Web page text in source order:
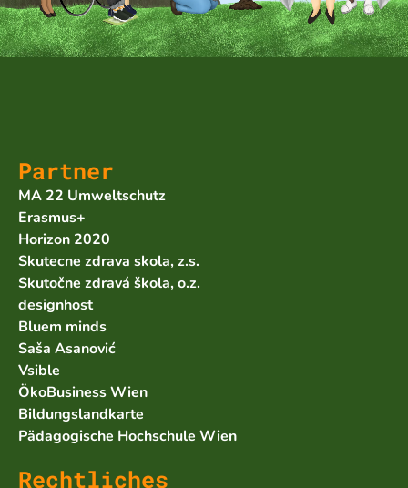
Partner
MA 22 Umweltschutz
Erasmus+
Horizon 2020
Skutecne zdrava skola, z.s.
Skutočne zdravá škola, o.z.
designhost
Bluem minds
Saša Asanović
Vsible
ÖkoBusiness Wien
Bildungslandkarte
Pädagogische Hochschule Wien
Rechtliches